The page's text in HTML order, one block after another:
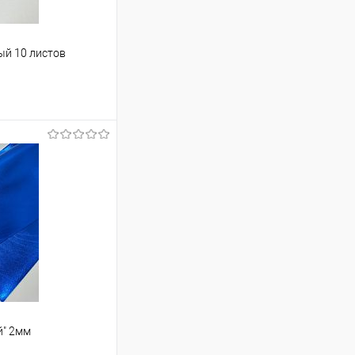
10 листов
В наличии
2мм